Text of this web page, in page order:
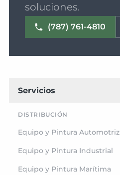
soluciones.
(787) 761-4810
Servicios
DISTRIBUCIÓN
Equipo y Pintura Automotriz
Equipo y Pintura Industrial
Equipo y Pintura Marítima